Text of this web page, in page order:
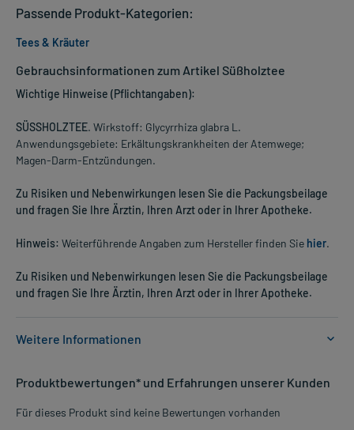
Gebrauchsinformationen zum Artikel Süßholztee
Wichtige Hinweise (Pflichtangaben):
SÜSSHOLZTEE. Wirkstoff: Glycyrrhiza glabra L.
Anwendungsgebiete: Erkältungskrankheiten der Atemwege;
Magen-Darm-Entzündungen.
Zu Risiken und Nebenwirkungen lesen Sie die Packungsbeilage
und fragen Sie Ihre Ärztin, Ihren Arzt oder in Ihrer Apotheke.
Hinweis: Weiterführende Angaben zum Hersteller finden Sie hier.
Zu Risiken und Nebenwirkungen lesen Sie die Packungsbeilage
und fragen Sie Ihre Ärztin, Ihren Arzt oder in Ihrer Apotheke.
Weitere Informationen
- Erkältungskrankheiten der Atemwege
- Magen-Darm-Entzündungen
Produktbewertungen* und Erfahrungen unserer Kunden
Für dieses Produkt sind keine Bewertungen vorhanden
Passende Produkt-Kategorien:
Tees & Kräuter